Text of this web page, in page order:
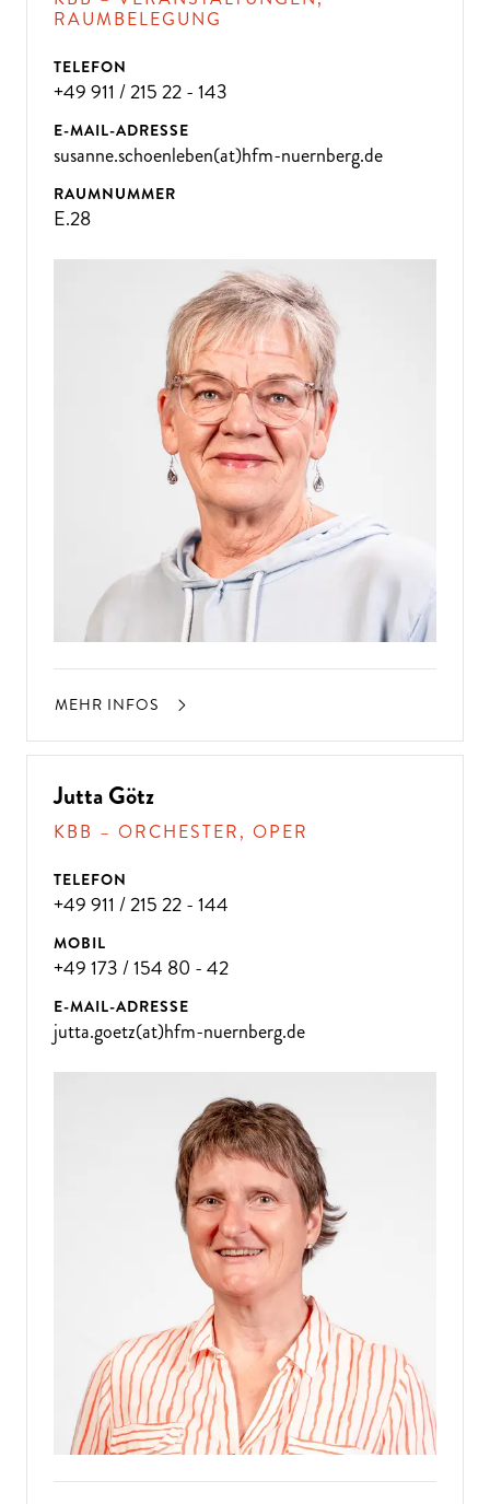
S!
RAUMBELEGUNG
TELEFON
+49 911 / 215 22 - 143
E-MAIL-ADRESSE
susanne.schoenleben(at)hfm-nuernberg.de
RAUMNUMMER
E.28
MEHR INFOS
Jutta Götz
KBB – ORCHESTER, OPER
TELEFON
+49 911 / 215 22 - 144
MOBIL
+49 173 / 154 80 - 42
E-MAIL-ADRESSE
jutta.goetz(at)hfm-nuernberg.de